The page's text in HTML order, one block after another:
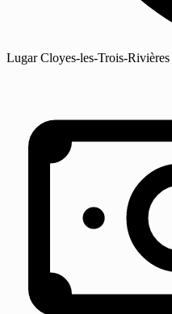
Lugar Cloyes-les-Trois-Rivières